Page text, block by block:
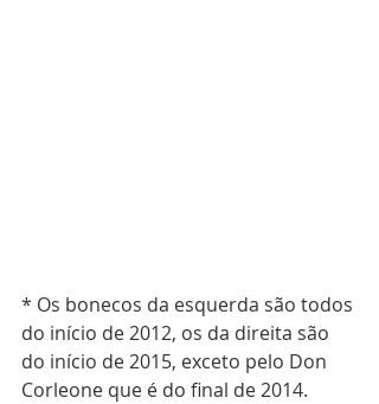
* Os bonecos da esquerda são todos
do início de 2012, os da direita são
do início de 2015, exceto pelo Don
Corleone que é do final de 2014.